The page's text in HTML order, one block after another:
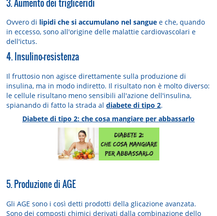
3. Aumento dei trigliceridi
Ovvero di lipidi che si accumulano nel sangue e che, quando
in eccesso, sono all'origine delle malattie cardiovascolari e
dell'ictus.
4. Insulino-resistenza
Il fruttosio non agisce direttamente sulla produzione di
insulina, ma in modo indiretto. Il risultato non è molto diverso:
le cellule risultano meno sensibili all'azione dell'insulina,
spianando di fatto la strada aldiabete di tipo 2.
Diabete di tipo 2: che cosa mangiare per abbassarlo
5. Produzione di AGE
Gli AGE sono i così detti prodotti della glicazione avanzata.
Sono dei composti chimici derivati dalla combinazione dello